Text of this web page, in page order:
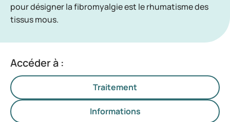
pour désigner la fibromyalgie est le rhumatisme des
tissus mous.
Accéder à :
Traitement
Informations